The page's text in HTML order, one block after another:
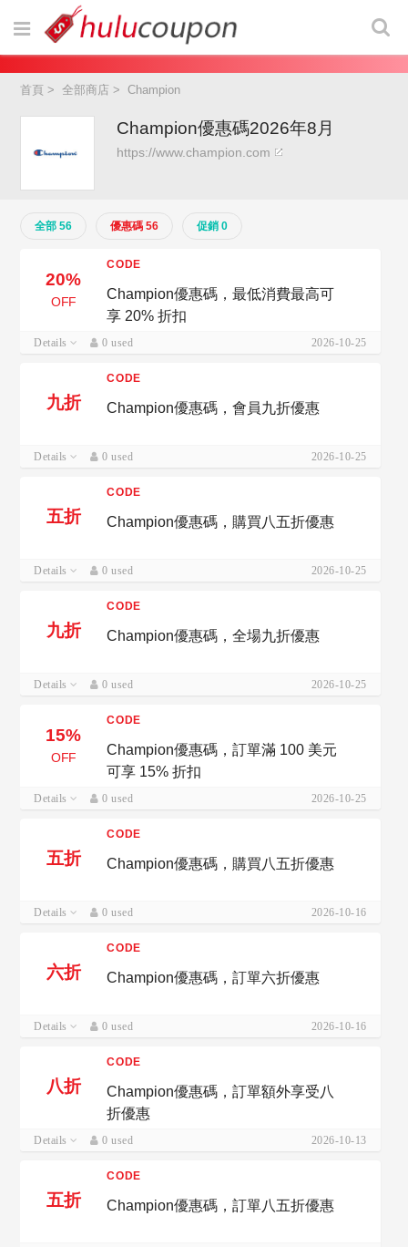
首頁 >全部商店 >Champion
Champion優惠碼2026年8月
https://www.champion.com
全部 56 優惠碼 56 促銷 0
20%
OFF
CODE
Champion優惠碼，最低消費最高可
享 20% 折扣
Details 0 used 2026-10-25
九折
CODE
Champion優惠碼，會員九折優惠
Details 0 used 2026-10-25
五折
CODE
Champion優惠碼，購買八五折優惠
Details 0 used 2026-10-25
九折
CODE
Champion優惠碼，全場九折優惠
Details 0 used 2026-10-25
15%
OFF
CODE
Champion優惠碼，訂單滿 100 美元
可享 15% 折扣
Details 0 used 2026-10-25
五折
CODE
Champion優惠碼，購買八五折優惠
Details 0 used 2026-10-16
六折
CODE
Champion優惠碼，訂單六折優惠
Details 0 used 2026-10-16
八折
CODE
Champion優惠碼，訂單額外享受八
折優惠
Details 0 used 2026-10-13
五折
CODE
Champion優惠碼，訂單八五折優惠